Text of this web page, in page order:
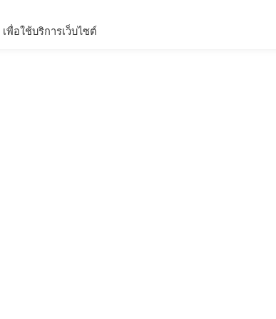
เพื่อใช้บริการเว็บไซต์